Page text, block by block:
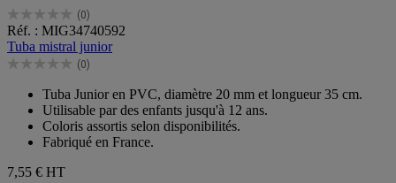
(0)
0.0
sur
5
étoiles.
Réf. : MIG34740592
Tuba mistral junior
(0)
0.0
étoiles.
Tuba Junior en PVC, diamètre 20 mm et longueur 35 cm.
Utilisable par des enfants jusqu'à 12 ans.
Coloris assortis selon disponibilités.
Fabriqué en France.
7,55 € HT